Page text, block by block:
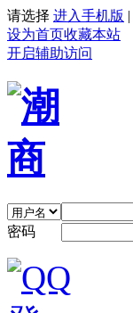
请选择 进入手机版 |
设为首页收藏本站
开启辅助访问
密码